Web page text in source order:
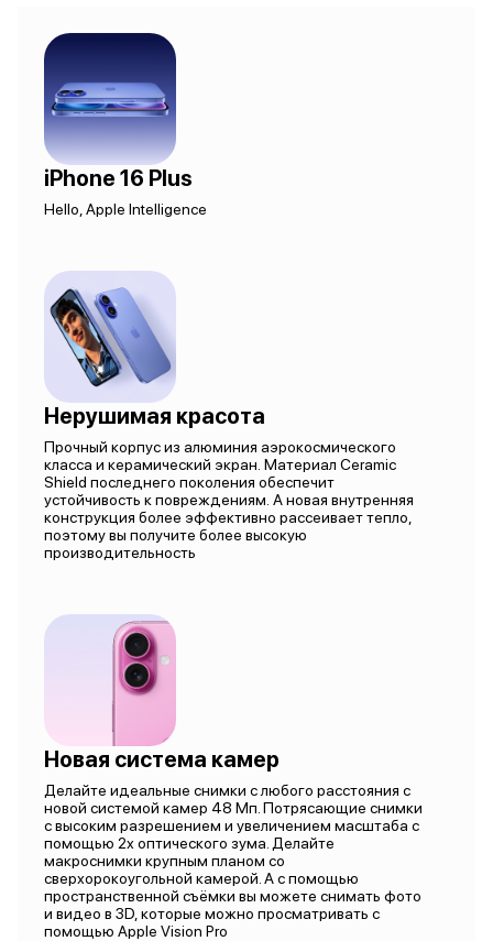
iPhone 16 Plus
Hello, Apple Intelligence
Нерушимая красота
Прочный корпус из алюминия аэрокосмического
класса и керамический экран. Материал Ceramic
Shield последнего поколения обеспечит
устойчивость к повреждениям. А новая внутренняя
конструкция более эффективно рассеивает тепло,
поэтому вы получите более высокую
производительность
Новая система камер
Делайте идеальные снимки с любого расстояния с
новой системой камер 48 Мп. Потрясающие снимки
с высоким разрешением и увеличением масштаба с
помощью 2х оптического зума. Делайте
макроснимки крупным планом со
сверхорокоугольной камерой. А с помощью
пространственной съёмки вы можете снимать фото
и видео в 3D, которые можно просматривать с
помощью Apple Vision Pro